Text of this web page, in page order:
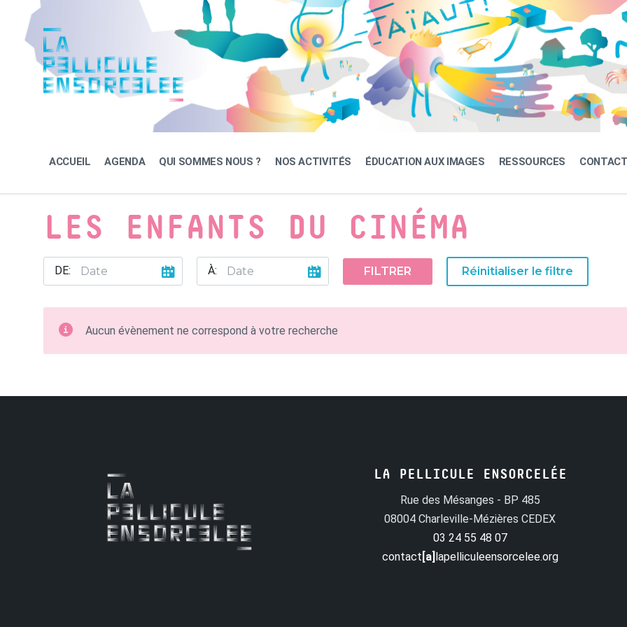
content
navigation
footer
ACCUEIL AGENDA QUI SOMMES NOUS ? NOS ACTIVITÉS ÉDUCATION AUX IMAGES RESSOURCES
LES ENFANTS DU CINÉMA
DE: À: FILTRER Réinitialiser le filtre
Aucun évènement ne correspond à votre recherche
LA PELLICULE ENSORCELÉE
Rue des Mésanges - BP 485
08004 Charleville-Mézières CEDEX
03 24 55 48 07
contact [a] lapelliculeensorcelee.org